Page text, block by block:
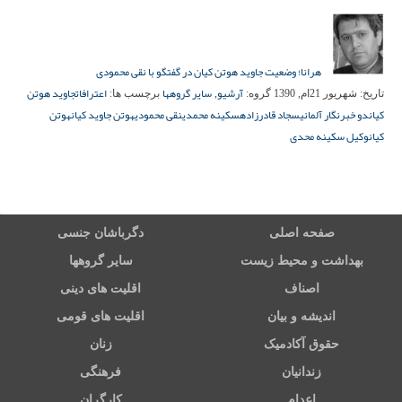
هرانا؛ وضعیت جاوید هوتن کیان در گفتگو با نقی محمودی
تاریخ: شهریور 21ام, 1390 گروه: آرشیو, سایر گروهها برچسب ها: اعترافاتجاوید هوتن
کیاندو خبرنگار آلمانیسجاد قادرزادهسکینه محمدینقی محمودیهوتن جاوید کیانهوتن
کیانوکیل سکینه محدی
صفحه اصلی دگرباشان جنسی
بهداشت و محیط زیست سایر گروهها
اصناف اقلیت های دینی
اندیشه و بیان اقلیت های قومی
حقوق آکادمیک زنان
زندانیان فرهنگی